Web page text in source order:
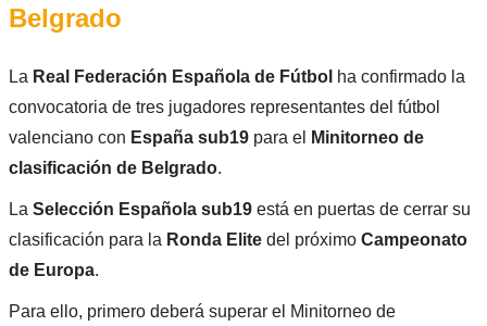
Belgrado
La Real Federación Española de Fútbol ha confirmado la
convocatoria de tres jugadores representantes del fútbol
valenciano con España sub19para el
Minitorneo de
clasificación de Belgrado.
La Selección Española sub19 está en puertas de cerrar su
clasificación para la Ronda Elitedel próximo Campeonato
de Europa.
Para ello, primero deberá superar el Minitorneo de